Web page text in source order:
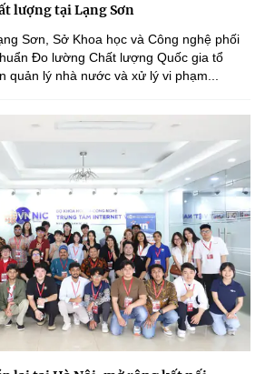
lượng tại Lạng Sơn
Sơn, Sở Khoa học và Công nghệ phối
Đo lường Chất lượng Quốc gia tổ
quản lý nhà nước và xử lý vi phạm...